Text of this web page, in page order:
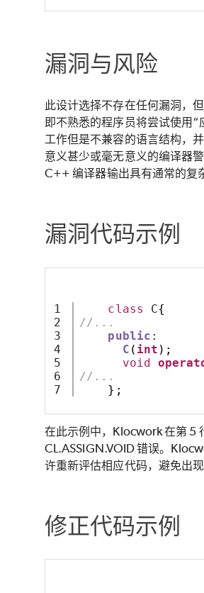
漏洞与风险
此设计选择不存在任何漏洞，但
即不熟悉的程序员将尝试使用“
工作但是不兼容的语言结构，
意义甚少或毫无意义的编译器
C++ 编译器输出具有通常的复
漏洞代码示例
1
2
3
4
5
6
class C{
//...
public :
C ( int );
void
//...
};
在此示例中，Klocwork 在第 5
CL.ASSIGN.VOID 错误。
许重新评估相应代码，避免出现
修正代码示例